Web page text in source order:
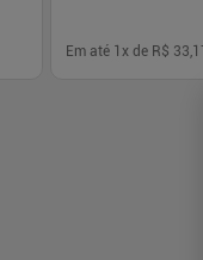
Em até 1 x de R$